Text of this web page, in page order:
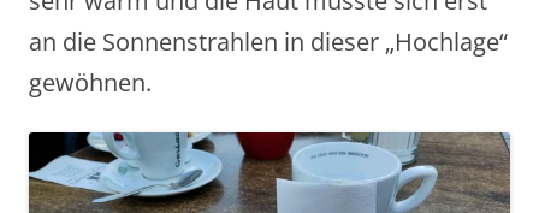
an die Sonnenstrahlen in dieser „Hochlage“
gewöhnen.